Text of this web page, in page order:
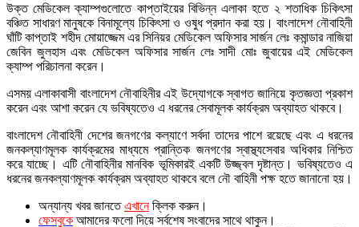
উক্ত মেডিকেল ক্যাম্পগুলোতে কাপ্তাইয়ের বিভিন্ন এলাকা হতে ২ শতাধিক চিকিৎসা
বঞ্চিত সাধারণ মানুষকে বিনামূল্যে চিকিৎসা ও ওষুধ প্রদান করা হয়। বাংলাদেশ নৌবাহিনী
ঘাঁটি কাপ্তাই শহীদ মোয়াজ্জেম এর সিনিয়র মেডিকেল অফিসার সার্জন লেঃ কমান্ডার নাজিয়া
জেবিন জুলহাস এবং মেডিকেল অফিসার সার্জন লেঃ সাদী মোঃ জুবায়ের এই মেডিকেল
ক্যাম্প পরিচালনা করেন।
এসময় এলাকাবাসী বাংলাদেশ নৌবাহিনীর এই উদ্যোগকে স্বাগত জানিয়ে কৃতজ্ঞতা প্রকাশ
করেন এবং আশা করেন যে ভবিষ্যতেও এ ধরনের সেবামূলক কার্যক্রম অব্যাহত থাকবে।
বাংলাদেশ নৌবাহিনী দেশের জনগণের কল্যাণে সর্বদা তাদের পাশে রয়েছে এবং এ ধরনের
জনকল্যাণমূলক কার্যক্রমের মাধ্যমে প্রান্তিক জনগণের স্বাস্থ্যসেবার অধিকার নিশ্চিত
করে যাচ্ছে। এটি নৌবাহিনীর মানবিক ভূমিকারই একটি উজ্জ্বল দৃষ্টান্ত। ভবিষ্যতেও এ
ধরনের জনকল্যাণমূলক কার্যক্রম অব্যাহত থাকবে বলে নৌ বাহিনী পক্ষ হতে জানানো হয়।
অন্যান্য খবর জানতে এখানে ক্লিক করুন।
ফেসবুকে আমাদের ফলো দিয়ে সর্বশেষ সংবাদের সাথে থাকুন।